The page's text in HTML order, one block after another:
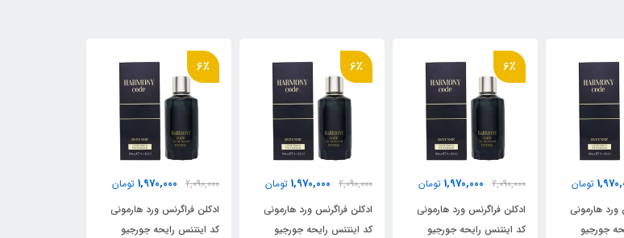
تومان
ورد هارمونی
جورجیو
6٪
2,090,000
1,970,000 تومان
ادکلن فراگرنس ورد هارمونی
کد اینتنس رایحه جورجیو
6٪
2,090,000
1,970,000 تومان
ادکلن فراگرنس ورد هارمونی
کد اینتنس رایحه جورجیو
6٪
2,090,000
1,970,000 تومان
ادکلن فراگرنس ورد هارمونی
کد اینتنس رایحه جورجیو